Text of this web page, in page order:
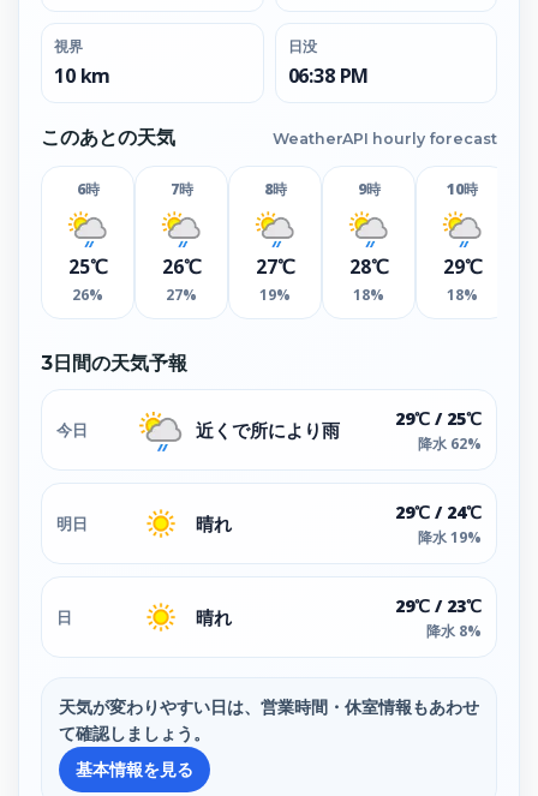
視界
10 km
日没
06:38 PM
このあとの天気 WeatherAPI hourly forecast
6時
25℃
26%
7時
26℃
27%
8時
27℃
19%
9時
28℃
18%
10時
29℃
18%
3日間の天気予報
今日 近くで所により雨 29℃ / 25℃
降水 62%
明日 晴れ 29℃ / 24℃
降水 19%
日 晴れ 29℃ / 23℃
降水 8%
天気が変わりやすい日は、営業時間・休室情報もあわせ
て確認しましょう。
基本情報を見る